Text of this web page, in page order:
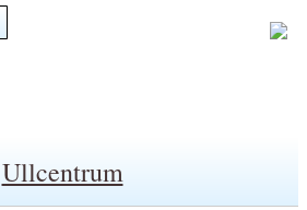
Ullcentrum